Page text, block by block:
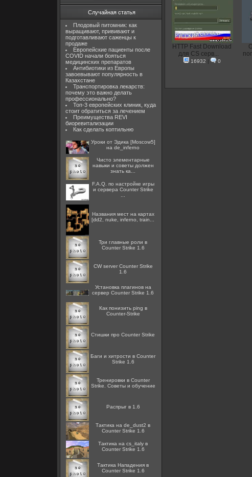
Случайная статья
Плодовый питомник: как
выращивают, прививают и
подготавливают саженцы к
продаже
Европейские пациенты после
COVID начали бояться
медицинских препаратов
Антибиотики из Европы
завоевывают популярность в
Казахстане
Транспортировка лекарств:
почему это важно делать
профессионально?
Топ-3 европейских клиник, куда
стоит обратиться за лечением
Преимущества REVI
биоревитализации
Как сделать коптильню
Уроки от Эдика [Moscow5]
на de_inferno
Чисто элементарные
навыки и советы должен
знать ка...
F.A.Q. по настройке игры
и сервера Counter Strike
Названия мест на картах
[dd2, nuke, inferno, train...
Три главные роли в
Counter Strike 1.6
CW server Counter Strike
1.6
Установка плагинов на
сервер Counter Strike 1.6
Как понизить ping в
Counter-Strike
Стишки про Counter Strike
Баги и хитрости в Counter
Strike 1.6
Тренировки в Counter
Strike. Советы и обучение
Распрыг в 1.6
Тактика на de_dust2 в
Counter Strike 1.6
Тактика на cs_italy в
Counter Strike 1.6
Тактика Нападения в
Counter Strike 1.6
HTTP Fast Download
для CS серв...
16932 | 0